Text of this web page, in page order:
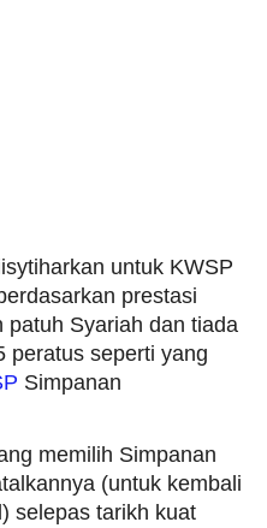
untuk KWSP
prestasi
patuh Syariah dan tiada
peratus seperti yang
Simpanan
memilih Simpanan
(untuk kembali
selepas tarikh kuat